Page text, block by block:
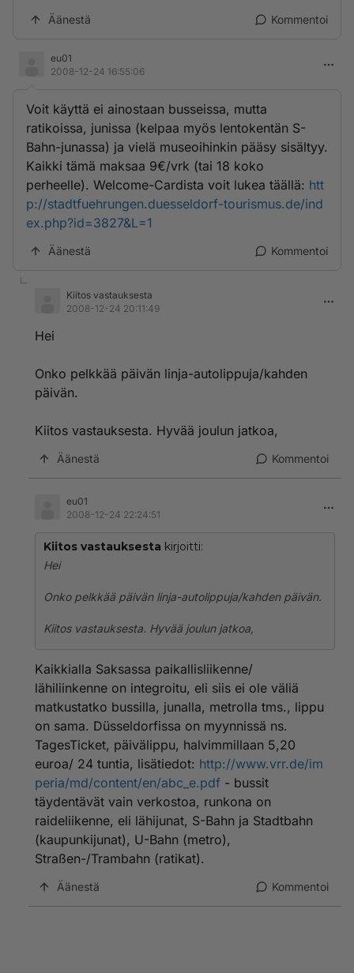
Äänestä Kommentoi
eu01
2008-12-24 16:55:06
Voit käyttä ei ainostaan busseissa, mutta
ratikoissa, junissa (kelpaa myös lentokentän S-
Bahn-junassa) ja vielä museoihinkin pääsy sisältyy.
Kaikki tämä maksaa 9€/vrk (tai 18 koko
perheelle). Welcome-Cardista voit lukea täällä: htt
p://stadtfuehrungen.duesseldorf-tourismus.de/ind
ex.php?id=3827&L=1
Äänestä Kommentoi
Kiitos vastauksesta
2008-12-24 20:11:49
Hei
Onko pelkkää päivän linja-autolippuja/kahden
päivän.
Kiitos vastauksesta. Hyvää joulun jatkoa,
Äänestä Kommentoi
eu01
2008-12-24 22:24:51
Kiitos vastauksesta kirjoitti:
Hei
Onko pelkkää päivän linja-autolippuja/kahden päivän.
Kiitos vastauksesta. Hyvää joulun jatkoa,
Kaikkialla Saksassa paikallisliikenne/
lähiliinkenne on integroitu, eli siis ei ole väliä
matkustatko bussilla, junalla, metrolla tms., lippu
on sama. Düsseldorfissa on myynnissä ns.
TagesTicket, päivälippu, halvimmillaan 5,20
euroa/ 24 tuntia, lisätiedot: http://www.vrr.de/im
peria/md/content/en/abc_e.pdf - bussit
täydentävät vain verkostoa, runkona on
raideliikenne, eli lähijunat, S-Bahn ja Stadtbahn
(kaupunkijunat), U-Bahn (metro),
Straßen-/Trambahn (ratikat).
Äänestä Kommentoi